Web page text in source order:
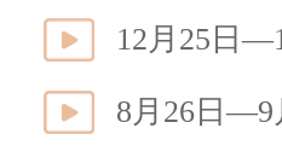
12月25日
8月26日—9